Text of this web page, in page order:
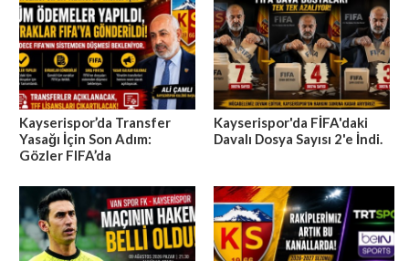
Kayserispor’da Transfer
Yasağı İçin Son Adım:
Gözler FIFA’da
Kayserispor'da FİFA'daki
Davalı Dosya Sayısı 2'e İndi.